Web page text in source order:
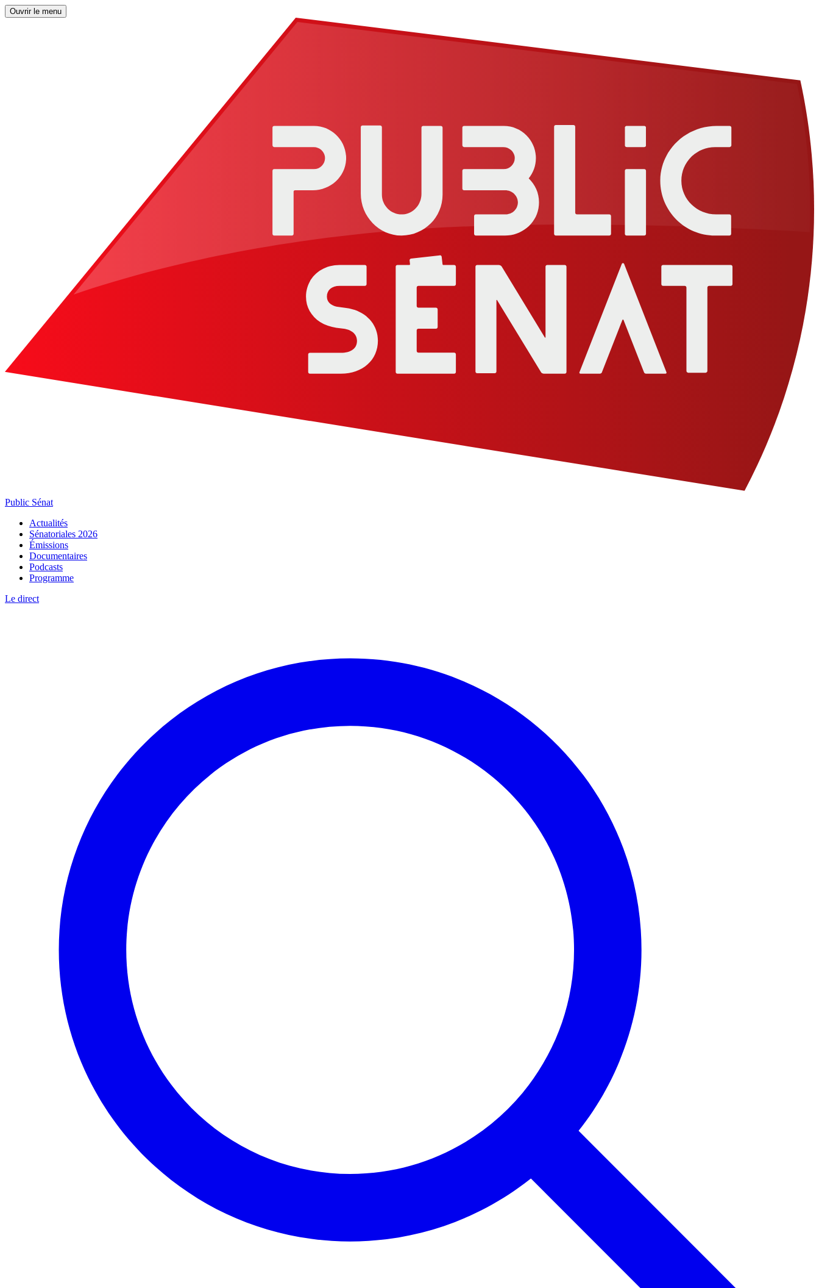
Ouvrir le menu
Public Sénat
Actualités
Sénatoriales 2026
Émissions
Documentaires
Podcasts
Programme
Le direct